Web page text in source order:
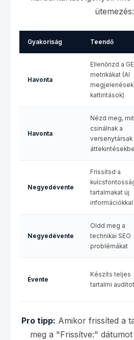
ütemezés:
Gyakoriság Teendő
Havonta
Ellenőrizd a
metrikákat (AI
kattintások)
Havonta
Nézd meg, mit
csinálnak a
versenytársak
Negyedévente
Frissítsd a
tartalmakat új
információkkal
Negyedévente
Oldd meg a
technikai SEO
problémákat
Évente
Készíts teljes
tartalmi auditot
Pro tipp: Amikor frissíted a
meg a "Frissítve:"